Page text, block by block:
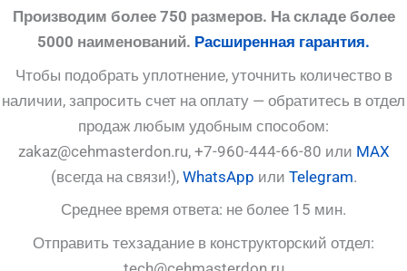
Производим более 750 размеров. На складе более
5000 наименований. Расширенная гарантия.
Чтобы подобрать уплотнение, уточнить количество в
наличии, запросить счет на оплату — обратитесь в отдел
продаж любым удобным способом:
zakaz@cehmasterdon.ru, +7-960-444-66-80 или MAX
(всегда на связи!), WhatsApp или Telegram.
Среднее время ответа: не более 15 мин.
Отправить техзадание в конструкторский отдел: